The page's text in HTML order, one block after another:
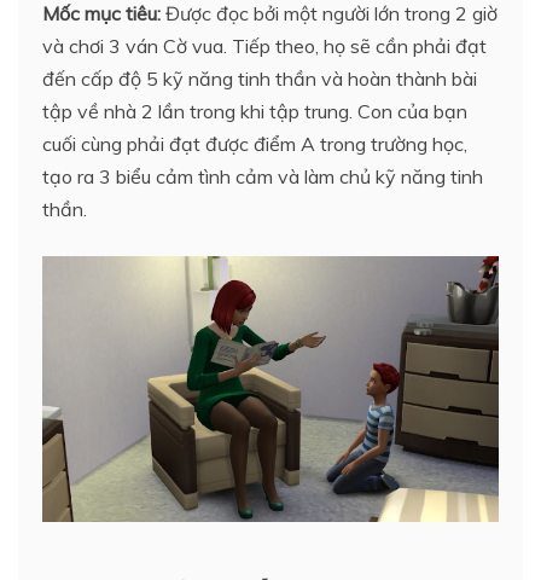
Mốc mục tiêu: Được đọc bởi một người lớn trong 2 giờ
và chơi 3 ván Cờ vua. Tiếp theo, họ sẽ cần phải đạt
đến cấp độ 5 kỹ năng tinh thần và hoàn thành bài
tập về nhà 2 lần trong khi tập trung. Con của bạn
cuối cùng phải đạt được điểm A trong trường học,
tạo ra 3 biểu cảm tình cảm và làm chủ kỹ năng tinh
thần.